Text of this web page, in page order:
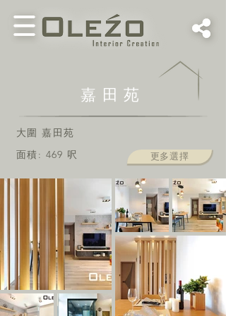
嘉田苑
大圍 嘉田苑
面積: 469 呎
更多選擇